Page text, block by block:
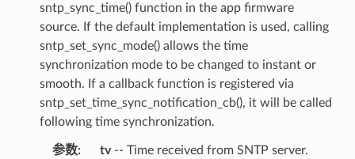
sntp_sync_time() function in the app firmware
source. If the default implementation is used, calling
sntp_set_sync_mode() allows the time
synchronization mode to be changed to instant or
smooth. If a callback function is registered via
sntp_set_time_sync_notification_cb(), it will be called
following time synchronization.
参数 tv-- Time received from SNTP server.